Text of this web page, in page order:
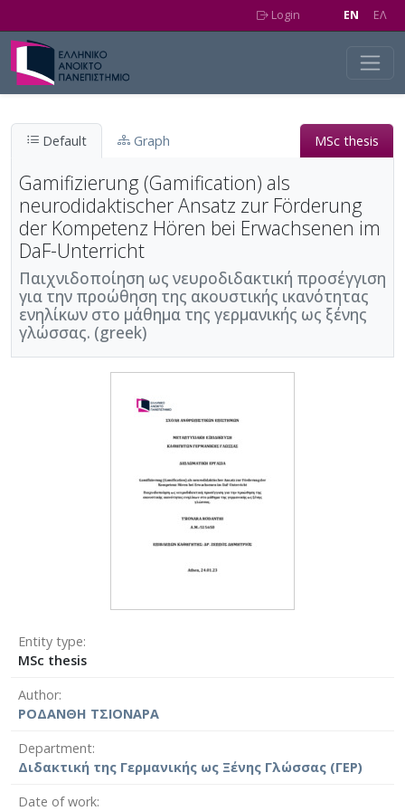
Login EN EΛ
Default Graph MSc thesis
Gamifizierung (Gamification) als
neurodidaktischer Ansatz zur Förderung
der Kompetenz Hören bei Erwachsenen im
DaF-Unterricht
Παιχνιδοποίηση ως νευροδιδακτική προσέγγιση
για την προώθηση της ακουστικής ικανότητας
ενηλίκων στο μάθημα της γερμανικής ως ξένης
γλώσσας. (greek)
Entity type
MSc thesis
Author
ΡΟΔΑΝΘΗ ΤΣΙΟΝΑΡΑ
Department
Διδακτική της Γερμανικής ως Ξένης Γλώσσας (ΓΕΡ)
Date of work